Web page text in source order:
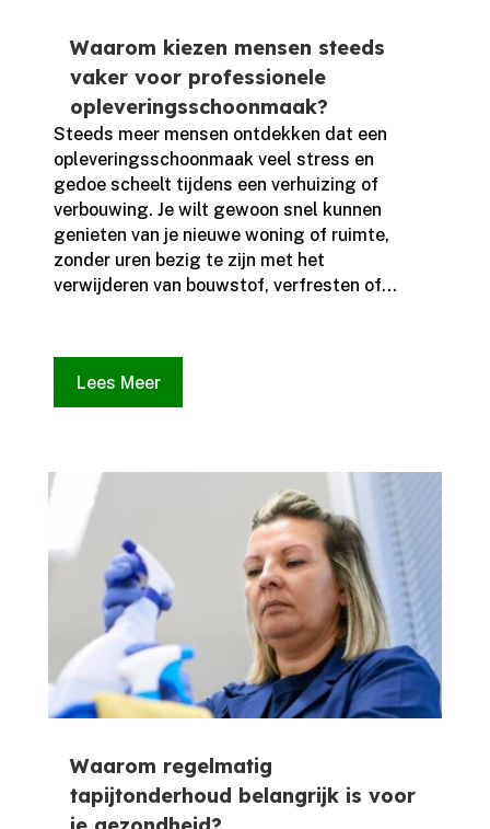
Waarom kiezen mensen steeds
vaker voor professionele
opleveringsschoonmaak?
Steeds meer mensen ontdekken dat een
opleveringsschoonmaak veel stress en
gedoe scheelt tijdens een verhuizing of
verbouwing.​ Je wilt gewoon snel kunnen
genieten van je nieuwe woning of ruimte,
zonder uren bezig te zijn met het
verwijderen van bouwstof, verfresten of...
Lees Meer
Waarom regelmatig
tapijtonderhoud belangrijk is voor